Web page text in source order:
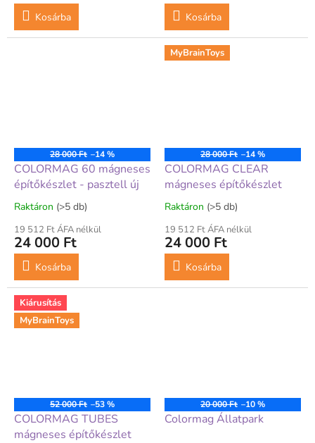
Kosárba Kosárba
28 000 Ft –14 %
COLORMAG 60 mágneses
építőkészlet - pasztell új
Raktáron (>5 db)
19 512 Ft ÁFA nélkül
24 000 Ft
Kosárba
MyBrainToys
28 000 Ft –14 %
COLORMAG CLEAR
mágneses építőkészlet
Raktáron (>5 db)
19 512 Ft ÁFA nélkül
24 000 Ft
Kosárba
Kiárusítás
MyBrainToys
52 000 Ft –53 %
COLORMAG TUBES
mágneses építőkészlet
20 000 Ft –10 %
Colormag Állatpark